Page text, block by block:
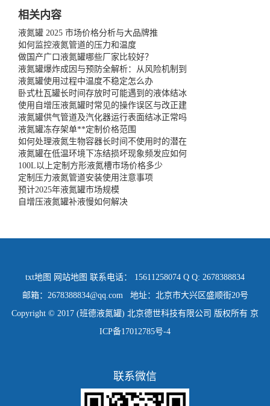
相关内容
液氮罐 2025 市场价格分析与大品牌推
如何监控液氮管道的压力和温度
做国产广口液氮罐哪些厂家比较好？
液氮罐爆炸成因与预防全解析：从风险机制到
液氮罐使用过程中温度不稳定怎么办
卧式杜瓦罐长时间存放时可能遇到的液体结冰
使用自增压液氮罐时常见的操作误区与改正建
液氮罐供气管道及汽化器运行表面结冰正常吗
液氮罐冻存架单**定制价格范围
如何处理液氮生物容器长时间不使用时的潜在
液氮罐在低温环境下冻结损坏现象频发应如何
100L以上定制方形液氮槽市场价格多少
定制压力液氮管道安装使用注意事项
预计2025年液氮罐市场规模
自增压液氮罐补液慢如何解决
txt地图 网站地图 联系电话： 15611258074 Q Q: 2678388834
邮箱：2678388834@qq.com 地址：北京市大兴区盛顺街20号
Copyright © 2017 (班德液氮罐) 北京德世科技有限公司 版权所有 京
ICP备17012785号-4
联系微信